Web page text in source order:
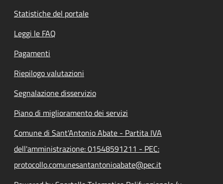
Statistiche del portale
Leggi le FAQ
Pagamenti
Riepilogo valutazioni
Segnalazione disservizio
Piano di miglioramento dei servizi
Comune di Sant'Antonio Abate - Partita IVA
dell'amministrazione: 01548591211 - PEC:
protocollo.comunesantantonioabate@pec.it